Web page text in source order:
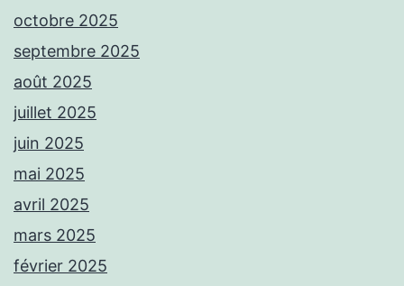
octobre 2025
septembre 2025
août 2025
juillet 2025
juin 2025
mai 2025
avril 2025
mars 2025
février 2025